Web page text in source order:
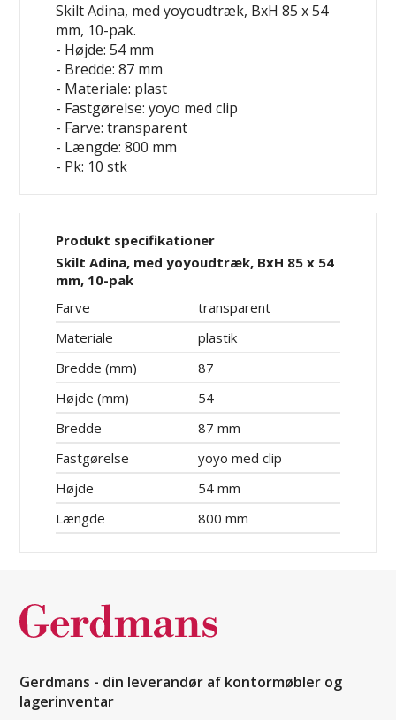
Skilt Adina, med yoyoudtræk, BxH 85 x 54
mm, 10-pak.
- Højde: 54 mm
- Bredde: 87 mm
- Materiale: plast
- Fastgørelse: yoyo med clip
- Farve: transparent
- Længde: 800 mm
- Pk: 10 stk
Produkt specifikationer
Skilt Adina, med yoyoudtræk, BxH 85 x 54
mm, 10-pak
Farve
transparent
Materiale
plastik
Bredde (mm)
87
Højde (mm)
54
Bredde
87 mm
Fastgørelse
yoyo med clip
Højde
54 mm
Længde
800 mm
Gerdmans - din leverandør af kontormøbler og
lagerinventar